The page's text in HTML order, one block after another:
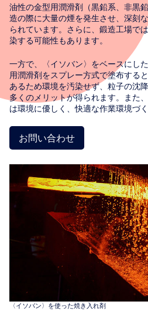
油性の金型用潤滑剤（黒鉛系、非黒
造の際に大量の煙を発生させ、深刻
られています。さらに、鍛造工場で
染する可能性もあります。
一方で、〈イソバン〉をベースにし
用潤滑剤をスプレー方式で塗布する
あるため環境を汚染せず、粒子の沈
多くのメリットが得られます。また
は環境に優しく、快適な作業環境づ
お問い合わせ
〈イソバン〉を使った焼き入れ剤